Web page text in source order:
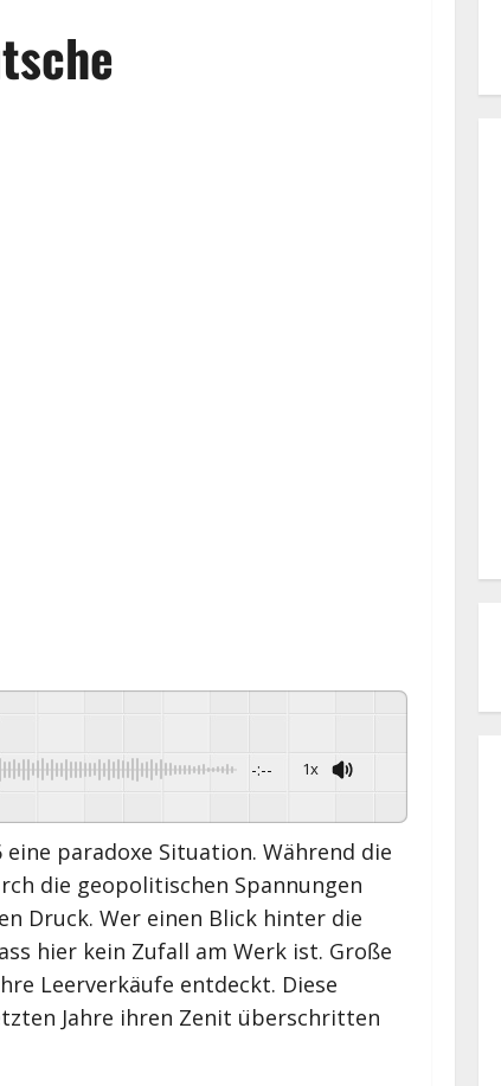
-:-- 1x
paradoxe Situation. Während die
die geopolitischen Spannungen
Druck. Wer einen Blick hinter die
hier kein Zufall am Werk ist. Große
Leerverkäufe entdeckt. Diese
Jahre ihren Zenit überschritten